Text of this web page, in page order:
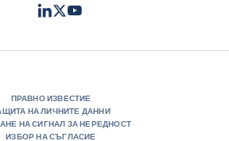
LinkedIn
TwitterYoutube
ПРАВНО ИЗВЕСТИЕ
НА ЛИЧНИТЕ ДАННИ
НА СИГНАЛ ЗА НЕРЕДНОСТ
ИЗБОР НА СЪГЛАСИЕ